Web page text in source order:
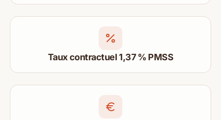
Taux contractuel 1,37 % PMSS